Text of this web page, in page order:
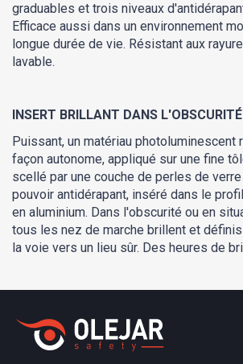
graduables et trois niveaux
Efficace aussi dans un environnement
longue durée de vie. Résistant aux
lavable.
INSERT BRILLANT DANS L'OBSCURITÉ
Puissant, un matériau photoluminescent
façon autonome, appliqué sur une fine
scellé par une couche de perles de
pouvoir antidérapant, inséré dans le
en aluminium. Dans l'obscurité ou en
tous les nez de marche brillent et
la voie vers un lieu sûr. Des heures de